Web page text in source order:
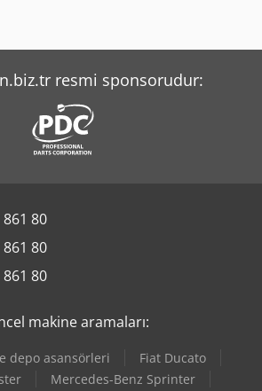
resmi sponsorudur:
80
80
80
makine aramaları:
depo asansörleri
Fiat Ducato
Mercedes-Benz Sprinter